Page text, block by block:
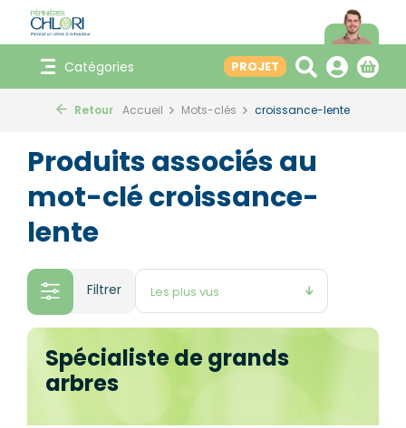
Catégories PROJET
Retour Accueil Mots-clés croissance-lente
Produits associés au
mot-clé croissance-
lente
Filtrer
Spécialiste de grands
arbres